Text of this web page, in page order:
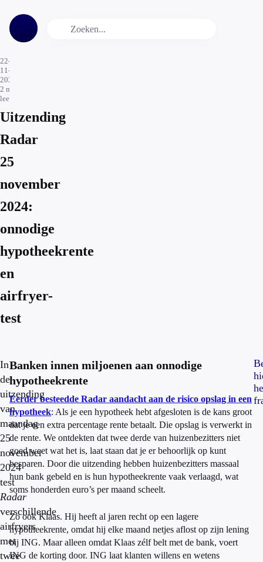
22-
11-
2024
2 min.
leestijd
Uitzending
Radar
25
november
2024:
onnodige
hypotheekrente
en
airfryer-
test
In
de
uitzending
van
maandag
25
november
2024
test
Radar
verschillende
airfryers
met
twee
Banken innen miljoenen aan onnodige
hypotheekrente
Eerder besteedde Radar aandacht aan de risico opslag in een
hypotheek: Als je een hypotheek hebt afgesloten is de kans groot
dat je een extra percentage rente betaalt. Die opslag is verwerkt in
de rente. We ontdekten dat twee derde van huizenbezitters niet
goed weet wat het is, laat staan dat je er behoorlijk op kunt
besparen. Door die uitzending hebben huizenbezitters massaal
hun bank gebeld en is hun hypotheekrente vaak verlaagd, wat
soms honderden euro’s per maand scheelt.
Zo ook Klaas. Hij heeft al jaren recht op een lagere
hypotheekrente, omdat hij elke maand netjes aflost op zijn lening
bij ING. Maar alleen omdat Klaas zélf belt met de bank, voert
ING de korting door. ING laat klanten willens en wetens